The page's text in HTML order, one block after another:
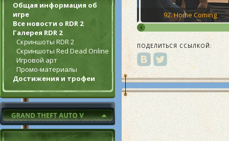
Общая информация об
игре
Все новости о RDR 2
Галерея RDR 2
Скриншоты RDR 2
Скриншоты Red Dead Online
Игровой арт
Промо-материалы
Достижения и трофеи
Hills 91. Vertical Bird 92. Home Coming
ПОДЕЛИТЬСЯ ССЫЛКОЙ: